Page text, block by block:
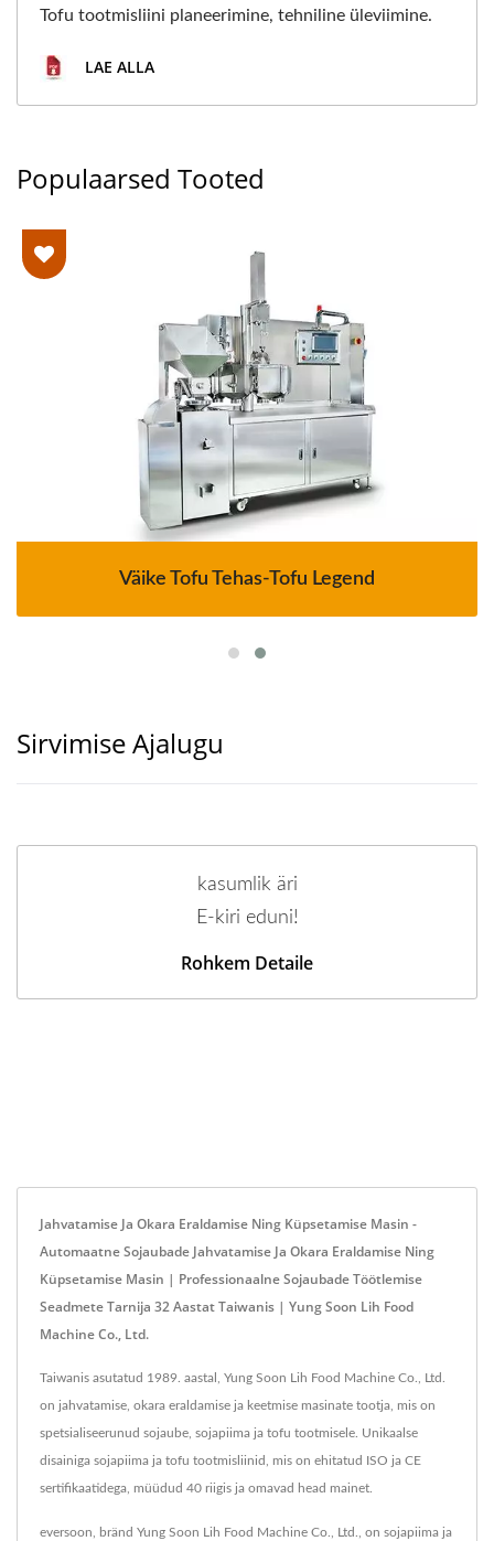
Tofu tootmisliini planeerimine, tehniline üleviimine.
LAE ALLA
Populaarsed Tooted
Väike Tofu Tehas-Tofu Legend
Sirvimise Ajalugu
kasumlik äri
E-kiri eduni!
Rohkem Detaile
Jahvatamise Ja Okara Eraldamise Ning Küpsetamise Masin -
Automaatne Sojaubade Jahvatamise Ja Okara Eraldamise Ning
Küpsetamise Masin | Professionaalne Sojaubade Töötlemise
Seadmete Tarnija 32 Aastat Taiwanis | Yung Soon Lih Food
Machine Co., Ltd.
Taiwanis asutatud 1989. aastal, Yung Soon Lih Food Machine Co., Ltd.
on jahvatamise, okara eraldamise ja keetmise masinate tootja, mis on
spetsialiseerunud sojaube, sojapiima ja tofu tootmisele. Unikaalse
disainiga sojapiima ja tofu tootmisliinid, mis on ehitatud ISO ja CE
sertifikaatidega, müüdud 40 riigis ja omavad head mainet.
eversoon, bränd Yung Soon Lih Food Machine Co., Ltd., on sojapiima ja